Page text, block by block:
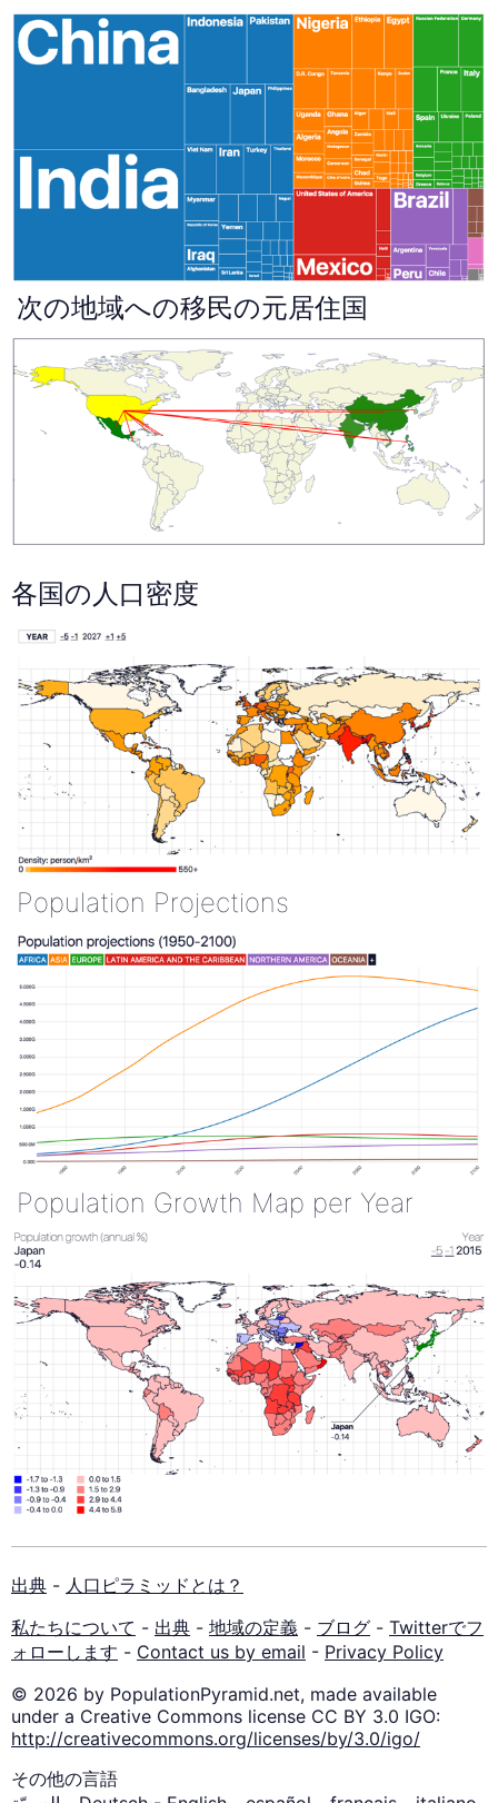
次の地域への移民の元居住国
各国の人口密度
Population Projections
Population Growth Map per Year
出典 - 人口ピラミッドとは？
私たちについて - 出典 - 地域の定義 - ブログ - Twitterでフ
ォローします - Contact us by email - Privacy Policy
© 2026 by PopulationPyramid.net, made available
under a Creative Commons license CC BY 3.0 IGO:
http://creativecommons.org/licenses/by/3.0/igo/
その他の言語